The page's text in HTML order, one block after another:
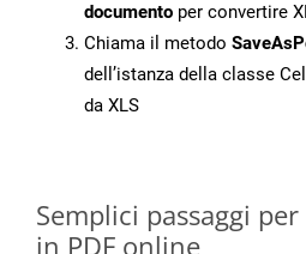
documento per convertire
Chiama il metodo
dell’istanza della classe
da XLS
Semplici passaggi
in PDF online